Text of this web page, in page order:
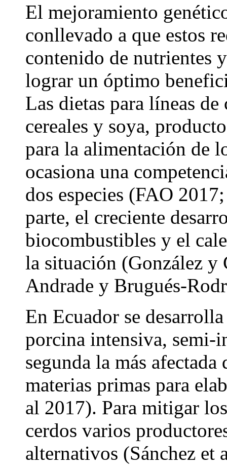
El mejoramiento
conllevado a que estos
contenido de nutrientes
lograr un óptimo
Las dietas para líneas de
cereales y soya,
para la alimentación de
ocasiona una
dos especies (FAO
parte, el creciente
biocombustibles y el
la situación (González y
Andrade y Brugués-
En Ecuador se
porcina intensiva, semi-
segunda la más
materias primas para
al 2017). Para mitigar
cerdos varios
alternativos (Sánchez et